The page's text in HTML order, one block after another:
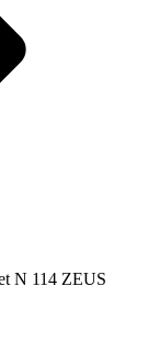
N 114 ZEUS